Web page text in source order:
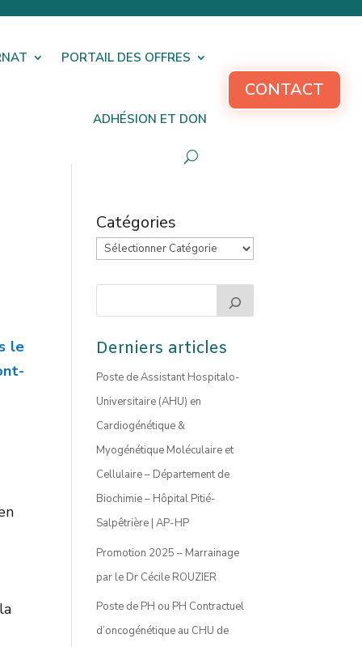
PORTAIL DES OFFRES
ADHÉSION ET DON
CONTACT
le
Catégories
Derniers articles
Poste de Assistant Hospitalo-
Universitaire (AHU) en
Cardiogénétique &
Myogénétique Moléculaire et
Cellulaire – Département de
Biochimie – Hôpital Pitié-
Salpêtrière | AP-HP
Promotion 2025 – Marrainage
par le Dr Cécile ROUZIER
Poste de PH ou PH Contractuel
d’oncogénétique au CHU de